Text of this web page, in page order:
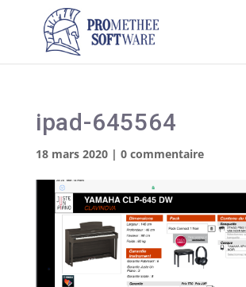
ipad-645564
18 mars 2020| 0 commentaire